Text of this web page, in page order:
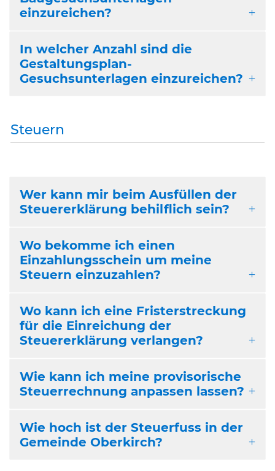
einzureichen?
In welcher Anzahl sind die
Gestaltungsplan-
Gesuchsunterlagen einzureichen?
Steuern
Wer kann mir beim Ausfüllen der
Steuererklärung behilflich sein?
Wo bekomme ich einen
Einzahlungsschein um meine
Steuern einzuzahlen?
Wo kann ich eine Fristerstreckung
für die Einreichung der
Steuererklärung verlangen?
Wie kann ich meine provisorische
Steuerrechnung anpassen lassen?
Wie hoch ist der Steuerfuss in der
Gemeinde Oberkirch?